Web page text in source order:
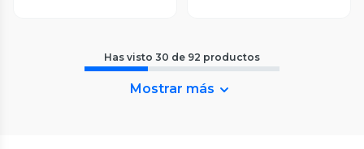
Has visto 30 de 92 productos
Mostrar más